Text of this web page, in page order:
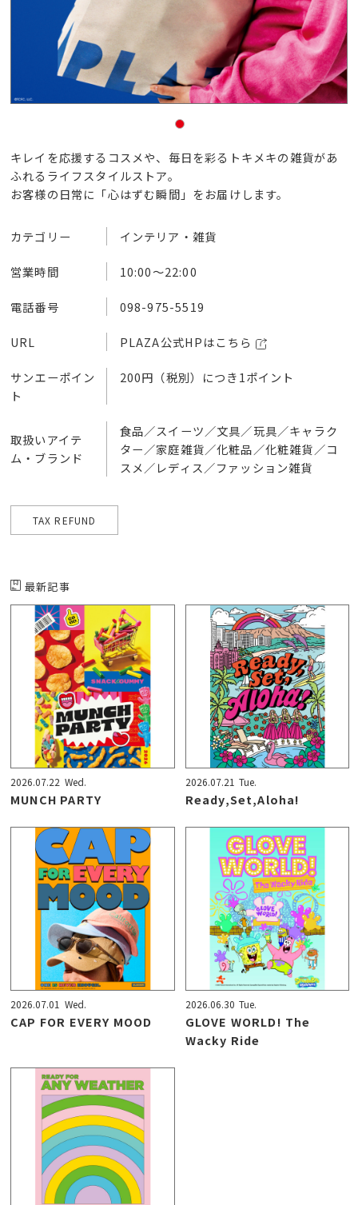
キレイを応援するコスメや、毎日を彩るトキメキの雑貨があ
ふれるライフスタイルストア。
お客様の日常に「心はずむ瞬間」をお届けします。
カテゴリー インテリア・雑貨
営業時間 10:00～22:00
電話番号 098-975-5519
URL PLAZA公式HPはこちら
サンエーポイン
ト
200円（税別）につき1ポイント
取扱いアイテ
ム・ブランド
食品／スイーツ／文具／玩具／キャラク
ター／家庭雑貨／化粧品／化粧雑貨／コ
スメ／レディス／ファッション雑貨
TAX REFUND
最新記事
2026.07.22 Wed.
MUNCH PARTY
2026.07.21 Tue.
Ready,Set,Aloha!
2026.07.01 Wed.
CAP FOR EVERY MOOD
2026.06.30 Tue.
GLOVE WORLD! The
Wacky Ride